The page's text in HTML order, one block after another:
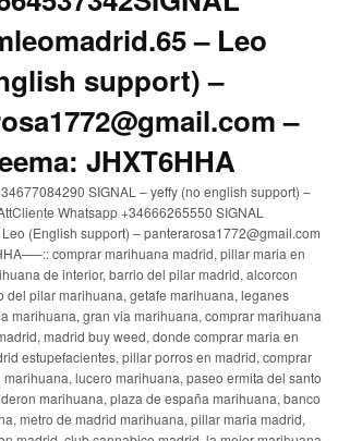
– Leo
support) –
–
JHXT6HHA
SIGNAL – yeffy (no english support) –
Whatsapp +34666265550 SIGNAL
(English support) – panterarosa1772@gmail.com
comprar marihuana madrid, pillar maria en
de interior, barrio del pilar madrid, alcorcon
del pilar marihuana, getafe marihuana, leganes
marihuana, gran via marihuana, comprar marihuana
madrid buy weed, donde comprar maria en
estupefacientes, pillar porros en madrid, comprar
lucero marihuana, paseo ermita del santo
marihuana, plaza de españa marihuana, banco
metro de madrid marihuana, pillar maria madrid,